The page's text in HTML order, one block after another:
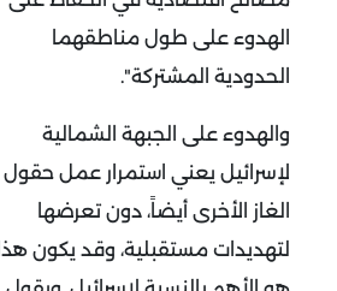
الهدوء على طول مناطقهما
الحدودية المشتركة".
والهدوء على الجبهة الشمالية
لإسرائيل يعني استمرار عمل حقول
الغاز الأخرى أيضاً، دون تعرضها
لتهديدات مستقبلية، وقد يكون هذا